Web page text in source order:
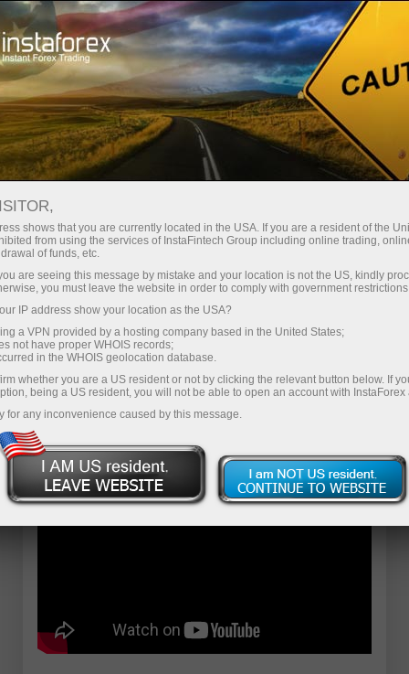
Трейдерам Форекс обзоры Торговый план
10.06.2025: Аналитические
обзоры Форекс: Видеообзор рынка,
торговые рекомендации, ответы на
вопросы
Открыть торговый счет
Открыть демосчет
shows that you are currently located in the USA. If you are a resident of the
from using the services of InstaFintech Group including online trading,
of funds, etc.
are seeing this message by mistake and your location is not the US, kindly
you must leave the website in order to comply with government
IP address show your location as the USA?
a VPN provided by a hosting company based in the United States;
not have proper WHOIS records;
in the WHOIS geolocation database.
whether you are a US resident or not by clicking the relevant button below. If
being a US resident, you will not be able to open an account with InstaForex
for any inconvenience caused by this message.